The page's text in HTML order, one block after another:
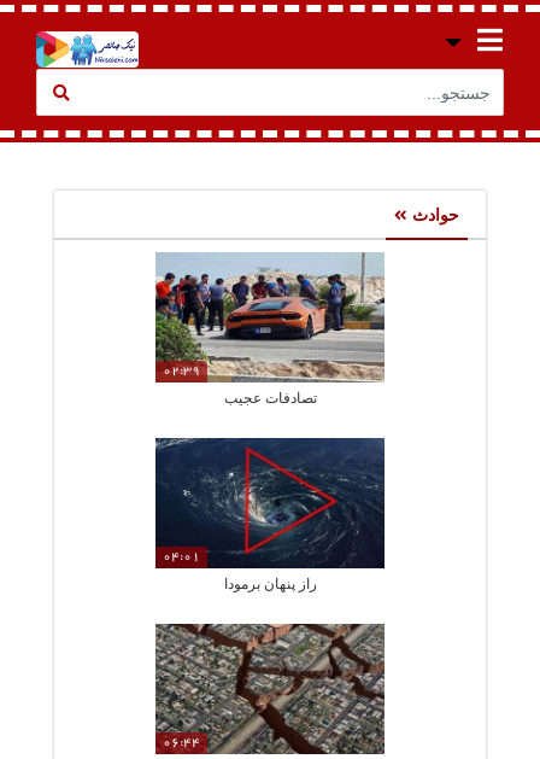
حوادث
02:39
تصادفات عجیب
04:01
راز پنهان برمودا
06:44